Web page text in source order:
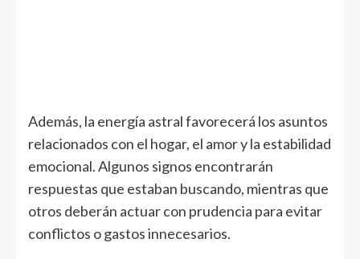
Además, la energía astral favorecerá los asuntos
relacionados con el hogar, el amor y la estabilidad
emocional. Algunos signos encontrarán
respuestas que estaban buscando, mientras que
otros deberán actuar con prudencia para evitar
conflictos o gastos innecesarios.